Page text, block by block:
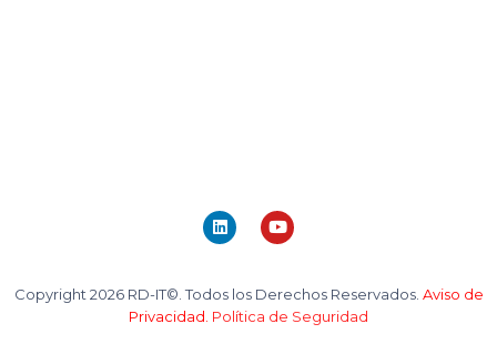
Copyright 2026 RD-IT©. Todos los Derechos Reservados. Aviso de
Privacidad. Política de Seguridad